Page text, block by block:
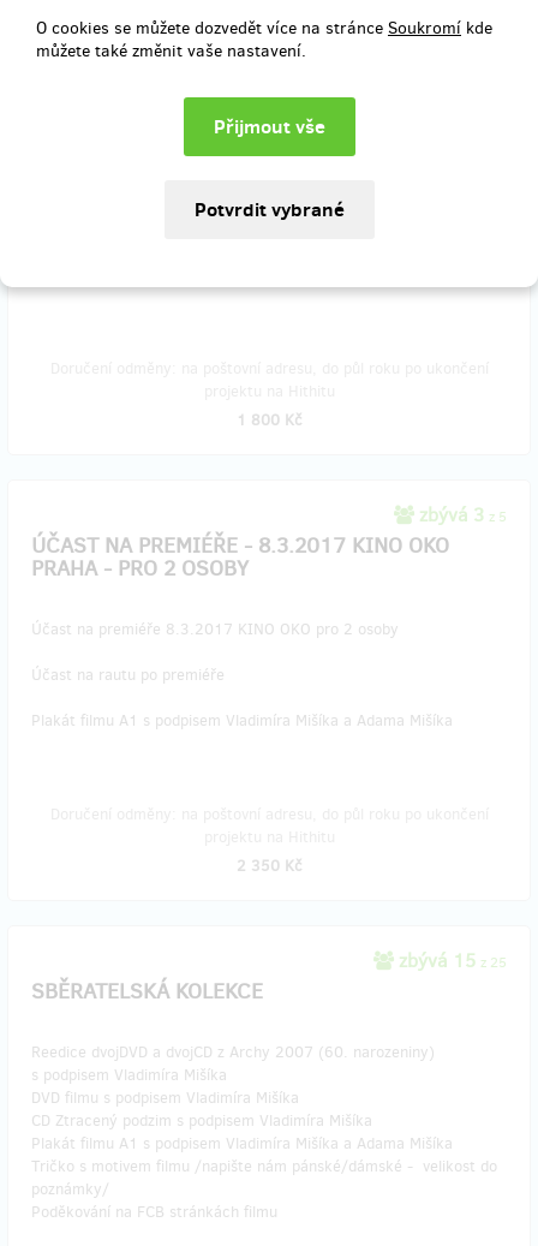
O cookies se můžete dozvedět více na stránce Soukromí kde
můžete také změnit vaše nastavení.
zbývá 17z 25
DVD, PLAKÁT A1, TRIČKO, CD
DVD filmu s podpisem Vladimíra Mišíka
Plakát filmu A1 s podpisem Vladimíra Mišíka a Adama Mišíka
Tričko s motivem filmu /napište nám pánské/dámské - velikost do
CD Ztracený podzim s podpisem Vladimíra Mišíka
1 800 Kč
zbývá 3 z 5
ÚČAST NA PREMIÉŘE - 8.3.2017 KINO OKO
PRAHA - PRO 2 OSOBY
Účast na premiéře 8.3.2017 KINO OKO pro 2 osoby
Účast na rautu po premiéře
Plakát filmu A1 s podpisem Vladimíra Mišíka a Adama Mišíka
2 350 Kč
zbývá 15 z 25
SBĚRATELSKÁ KOLEKCE
Reedice dvojDVD a dvojCD z Archy 2007 (60. narozeniny)
s podpisem Vladimíra Mišíka
DVD filmu s podpisem Vladimíra Mišíka
CD Ztracený podzim s podpisem Vladimíra Mišíka
Plakát filmu A1 s podpisem Vladimíra Mišíka a Adama Mišíka
Tričko s motivem filmu /napište nám pánské/dámské - velikost do
poznámky/
Poděkování na FCB stránkách filmu